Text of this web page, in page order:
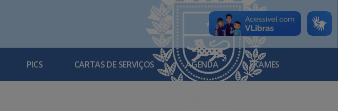
PICS CARTAS DE SERVIÇOS AGENDA EXAMES